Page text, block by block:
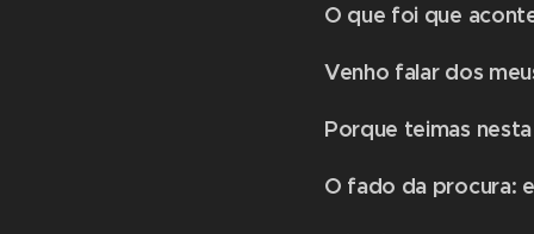
O que foi que
Venho falar dos
Porque teimas
O fado da procura: